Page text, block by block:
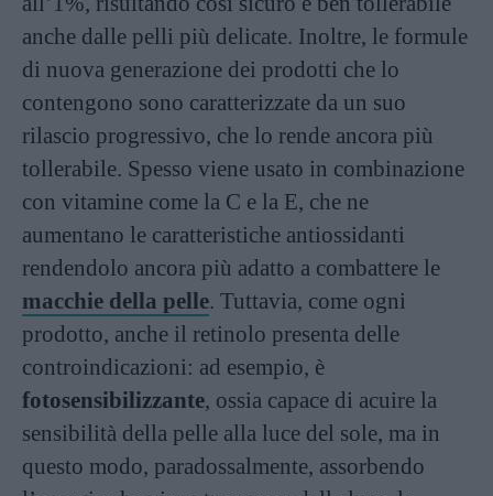
anche dalle pelli più delicate. Inoltre, le formule
di nuova generazione dei prodotti che lo
contengono sono caratterizzate da un suo
rilascio progressivo, che lo rende ancora più
tollerabile. Spesso viene usato in combinazione
con vitamine come la C e la E, che ne
aumentano le caratteristiche antiossidanti
rendendolo ancora più adatto a combattere le
macchie della pelle. Tuttavia, come ogni
prodotto, anche il retinolo presenta delle
controindicazioni: ad esempio, è
fotosensibilizzante, ossia capace di acuire la
sensibilità della pelle alla luce del sole, ma in
questo modo, paradossalmente, assorbendo